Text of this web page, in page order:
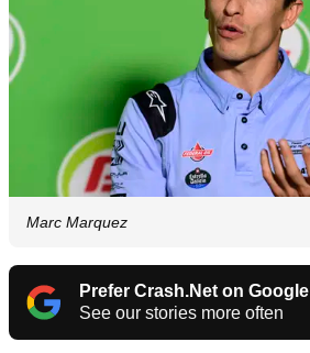
Marc Marquez
Prefer Crash.Net on Google
See our stories more often